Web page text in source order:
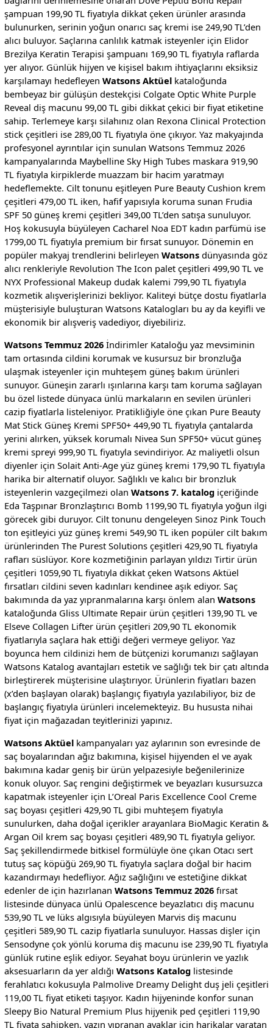
şampuan 199,90 TL fiyatıyla dikkat çeken ürünler arasında
bulunurken, serinin yoğun onarıcı saç kremi ise 249,90 TL’den
alıcı buluyor. Saçlarına canlılık katmak isteyenler için Elidor
Brezilya Keratin Terapisi şampuanı 169,90 TL fiyatıyla raflarda
yer alıyor. Günlük hijyen ve kişisel bakım ihtiyaçlarını eksiksiz
karşılamayı hedefleyen Watsons Aktüelkataloğunda
bembeyaz bir gülüşün destekçisi Colgate Optic White Purple
Reveal diş macunu 99,00 TL gibi dikkat çekici bir fiyat etiketine
sahip. Terlemeye karşı silahınız olan Rexona Clinical Protection
stick çeşitleri ise 289,00 TL fiyatıyla öne çıkıyor. Yaz makyajında
profesyonel ayrıntılar için sunulan Watsons Temmuz 2026
kampanyalarında Maybelline Sky High Tubes maskara 919,90
TL fiyatıyla kirpiklerde muazzam bir hacim yaratmayı
hedeflemekte. Cilt tonunu eşitleyen Pure Beauty Cushion krem
çeşitleri 479,00 TL iken, hafif yapısıyla koruma sunan Frudia
SPF 50 güneş kremi çeşitleri 349,00 TL’den satışa sunuluyor.
Hoş kokusuyla büyüleyen Cacharel Noa EDT kadın parfümü ise
1799,00 TL fiyatıyla premium bir fırsat sunuyor. Dönemin en
popüler makyaj trendlerini belirleyen Watsonsdünyasında göz
alıcı renkleriyle Revolution The Icon palet çeşitleri 499,90 TL ve
NYX Professional Makeup dudak kalemi 799,90 TL fiyatıyla
kozmetik alışverişlerinizi bekliyor. Kaliteyi bütçe dostu fiyatlarla
müşterisiyle buluşturan Watsons Katalogları bu ay da keyifli ve
ekonomik bir alışveriş vadediyor, diyebiliriz.
Watsons Temmuz 2026İndirimler Kataloğu yaz mevsiminin
tam ortasında cildini korumak ve kusursuz bir bronzluğa
ulaşmak isteyenler için muhteşem güneş bakım ürünleri
sunuyor. Güneşin zararlı ışınlarına karşı tam koruma sağlayan
bu özel listede dünyaca ünlü markaların en sevilen ürünleri
cazip fiyatlarla listeleniyor. Pratikliğiyle öne çıkan Pure Beauty
Mat Stick Güneş Kremi SPF50+ 449,90 TL fiyatıyla çantalarda
yerini alırken, yüksek korumalı Nivea Sun SPF50+ vücut güneş
kremi spreyi 999,90 TL fiyatıyla sevindiriyor. Az maliyetli olsun
diyenler için Solait Anti-Age yüz güneş kremi 179,90 TL fiyatıyla
harika bir alternatif oluyor. Sağlıklı ve kalıcı bir bronzluk
isteyenlerin vazgeçilmezi olan Watsons 7. katalogiçeriğinde
Eda Taşpınar Bronzlaştırıcı Bomb 1199,90 TL fiyatıyla yoğun ilgi
görecek gibi duruyor. Cilt tonunu dengeleyen Sinoz Pink Touch
ton eşitleyici yüz güneş kremi 549,90 TL iken popüler cilt bakım
ürünlerinden The Purest Solutions çeşitleri 429,90 TL fiyatıyla
rafları süslüyor. Kore kozmetiğinin parlayan yıldızı Tirtir ürün
çeşitleri 1059,90 TL fiyatıyla dikkat çeken Watsons Aktüel
fırsatları cildini seven kadınları kendinee aşık ediyor. Saç
bakımında da yaz yıpranmalarına karşı önlem alan Watsons
kataloğunda Gliss Ultimate Repair ürün çeşitleri 139,90 TL ve
Elseve Collagen Lifter ürün çeşitleri 209,90 TL ekonomik
fiyatlarıyla saçlara hak ettiği değeri vermeye geliyor. Yaz
boyunca hem cildinizi hem de bütçenizi korumanızı sağlayan
Watsons Katalog avantajları estetik ve sağlığı tek bir çatı altında
birleştirerek müşterisine ulaştırıyor. Ürünlerin fiyatları bazen
(x’den başlayan olarak) başlangıç fiyatıyla yazılabiliyor, biz de
başlangıç fiyatıyla ürünleri incelemekteyiz. Bu hususta nihai
fiyat için mağazadan teyitlerinizi yapınız.
Watsons Aktüelkampanyaları yaz aylarının son evresinde de
saç boyalarından ağız bakımına, kişisel hijyenden el ve ayak
bakımına kadar geniş bir ürün yelpazesiyle beğenilerinize
konuk oluyor. Saç rengini değiştirmek ve beyazları kusursuzca
kapatmak isteyenler için L’Oreal Paris Excellence Cool Creme
saç boyası çeşitleri 429,90 TL gibi muhteşem fiyatıyla
sunulurken, daha doğal içerikler arayanlara BioMagic Keratin &
Argan Oil krem saç boyası çeşitleri 489,90 TL fiyatıyla geliyor.
Saç şekillendirmede bitkisel formülüyle öne çıkan Otacı sert
tutuş saç köpüğü 269,90 TL fiyatıyla saçlara doğal bir hacim
kazandırmayı hedefliyor. Ağız sağlığını ve estetiğine dikkat
edenler de için hazırlanan Watsons Temmuz 2026fırsat
listesinde dünyaca ünlü Opalescence beyazlatıcı diş macunu
539,90 TL ve lüks algısıyla büyüleyen Marvis diş macunu
çeşitleri 589,90 TL cazip fiyatlarla sunuluyor. Hassas dişler için
Sensodyne çok yönlü koruma diş macunu ise 239,90 TL fiyatıyla
günlük rutine eşlik ediyor. Seyahat boyu ürünlerin ve yazlık
aksesuarların da yer aldığı Watsons Kataloglistesinde
ferahlatıcı kokusuyla Palmolive Dreamy Delight duş jeli çeşitleri
119,00 TL fiyat etiketi taşıyor. Kadın hijyeninde konfor sunan
Sleepy Bio Natural Premium Plus hijyenik ped çeşitleri 119,90
TL fiyata sahipken, yazın yıpranan ayaklar için harikalar yaratan